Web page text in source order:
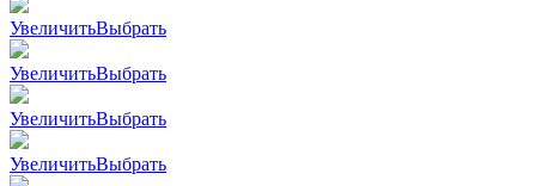
УвеличитьВыбрать
УвеличитьВыбрать
УвеличитьВыбрать
УвеличитьВыбрать